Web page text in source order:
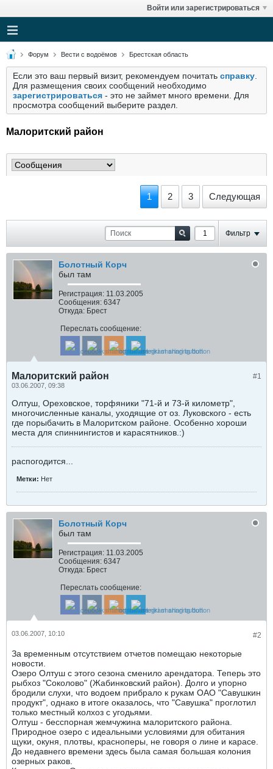
Войти или зарегистрироваться
Форум Вести с водоёмов Брестская область
Если это ваш первый визит, рекомендуем почитать справку
Для размещения своих сообщений необходимо
зарегистрироваться - это не займет много времени. Для
просмотра сообщений выберите раздел.
Малоритский район
1 2 3 Следующая
Фильтр
Болотный Корч
был там
Регистрация: 11.03.2005
Сообщения: 6347
Откуда: Брест
Переслать сообщение:
#1
Малоритский район
03.06.2007, 09:38
Олтуш, Ореховское, торфяники "71-й и 73-й километр",
многочисленные каналы, уходящие от оз. Луковского - есть
где порыбачить в Малоритском районе. Особенно хороши
места для спиннингистов и карасятников.:)
распогодится...
Метки: Нет
Болотный Корч
был там
Регистрация: 11.03.2005
Сообщения: 6347
Откуда: Брест
Переслать сообщение:
#2
03.06.2007, 10:10
За временным отсутствием отчетов помещаю некоторые
новости.
Озеро Олтуш с этого сезона сменило арендатора. Теперь это
рыбхоз "Соколово" (Жабинковский район). Долго и упорно
бродили слухи, что водоем прибрало к рукам ОАО "Савушкин
продукт", однако в итоге оказалось, что "Савушка" проглотил
только местный колхоз с угодьями.
Олтуш - бесспорная жемчужина малоритского района.
Природное озеро с идеальными условиями для обитания
щуки, окуня, плотвы, красноперы, не говоря о лине и карасе.
До недавнего времени здесь была самая большая колония
озерных раков.